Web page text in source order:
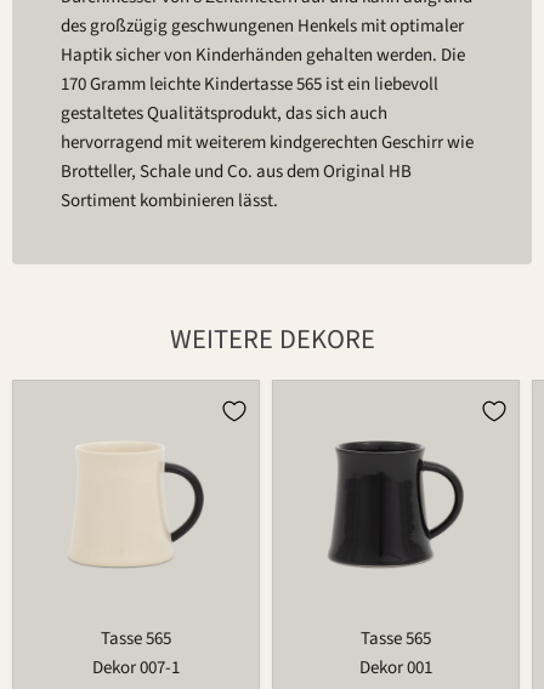
des großzügig geschwungenen Henkels mit optimaler
Haptik sicher von Kinderhänden gehalten werden. Die
170 Gramm leichte Kindertasse 565 ist ein liebevoll
gestaltetes Qualitätsprodukt, das sich auch
hervorragend mit weiterem kindgerechten Geschirr wie
Brotteller, Schale und Co. aus dem Original HB
Sortiment kombinieren lässt.
WEITERE DEKORE
Tasse 565
Dekor 007-1
Tasse 565
Dekor 001